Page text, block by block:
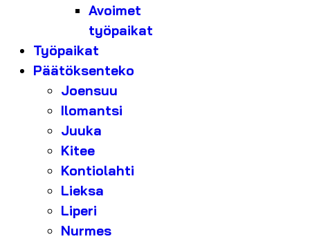
Avoimet
työpaikat
Työpaikat
Päätöksenteko
Joensuu
Ilomantsi
Juuka
Kitee
Kontiolahti
Lieksa
Liperi
Nurmes